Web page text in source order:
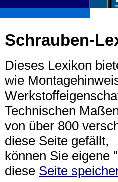
Schrauben-
Dieses Lexikon
wie
Technischen
von über 800
diese Seite gefällt,
können Sie
diese Seite